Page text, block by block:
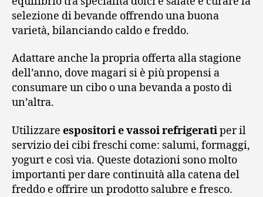
selezione di bevande offrendo una buona
varietà, bilanciando caldo e freddo.
Adattare anche la propria offerta alla stagione
dell’anno, dove magari si è più propensi a
consumare un cibo o una bevanda a posto di
un’altra.
Utilizzare espositori e vassoi refrigeratiper il
servizio dei cibi freschi come: salumi, formaggi,
yogurt e così via. Queste dotazioni sono molto
importanti per dare continuità alla catena del
freddo e offrire un prodotto salubre e fresco.